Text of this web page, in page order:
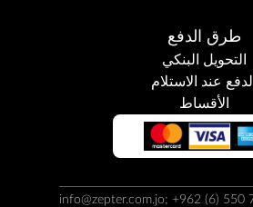
طرق الدفع
التحويل البنكي
الدفع عند الاستلام
الأقساط